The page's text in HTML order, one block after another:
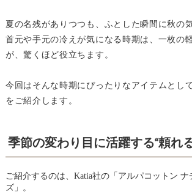
夏の名残がありつつも、ふとした瞬間に秋の気
首元や手元の冷えが気になる時期は、一枚の
が、驚くほど役立ちます。
今回はそんな時期にぴったりなアイテムとし
をご紹介します。
季節の変わり目に活躍する“頼れ
ご紹介するのは、Katia社の「アルパコットン ナ
ズ」。